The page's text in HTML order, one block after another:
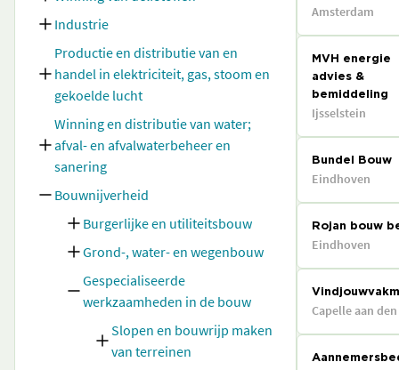
Industrie
Productie en distributie van en
handel in elektriciteit, gas, stoom en
gekoelde lucht
Winning en distributie van water;
afval- en afvalwaterbeheer en
sanering
Bouwnijverheid
Burgerlijke en utiliteitsbouw
Grond-, water- en wegenbouw
Gespecialiseerde
werkzaamheden in de bouw
Slopen en bouwrijp maken
van terreinen
Amsterdam
MVH energie
advies &
bemiddeling
Ijsselstein
Bundel Bouw
Eindhoven
Rojan bouw
Eindhoven
Capelle aan